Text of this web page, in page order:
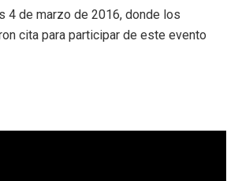
4 de marzo de 2016, donde los
cita para participar de este evento